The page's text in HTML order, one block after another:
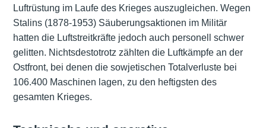
Luftrüstung im Laufe des Krieges auszugleichen. Wegen
Stalins (1878-1953) Säuberungsaktionen im Militär
hatten die Luftstreitkräfte jedoch auch personell schwer
gelitten. Nichtsdestotrotz zählten die Luftkämpfe an der
Ostfront, bei denen die sowjetischen Totalverluste bei
106.400 Maschinen lagen, zu den heftigsten des
gesamten Krieges.